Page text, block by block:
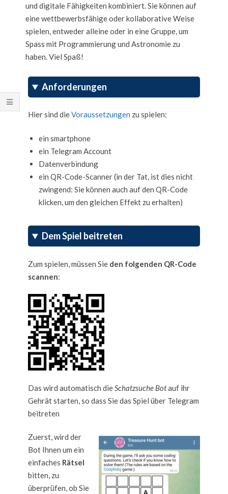
und digitale Fähigkeiten kombiniert. Sie können auf
eine wettbewerbsfähige oder kollaborative Weise
spielen, entweder alleine oder in eine Gruppe, um
Spass mit Programmierung und Astronomie zu
haben. Viel Spaß!
Anforderungen
Hier sind dieVoraussetzungen zu spielen:
ein smartphone
ein Telegram Account
Datenverbindung
ein QR-Code-Scanner (in der Tat, ist dies nicht
zwingend: Sie können auch auf den QR-Code
klicken, um den gleichen Effekt zu erhalten)
Dem Spiel beitreten
Zum spielen, müssen Sie den folgenden QR-Code
scannen:
Das wird automatisch die Schatzsuche Botauf ihr
Gehrät starten, so dass Sie das Spiel über Telegram
beitreten
Zuerst, wird der
Bot Ihnen um ein
einfaches Rätsel
bitten, zu
überprüfen, ob Sie